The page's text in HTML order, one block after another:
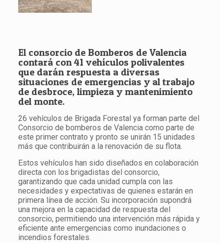
El consorcio de Bomberos de Valencia
contará con 41 vehículos polivalentes
que darán respuesta a diversas
situaciones de emergencias y al trabajo
de desbroce, limpieza y mantenimiento
del monte.
26 vehículos de Brigada Forestal ya forman parte del
Consorcio de bomberos de Valencia como parte de
este primer contrato y pronto se unirán 15 unidades
más que contribuirán a la renovación de su flota.
Estos vehículos han sido diseñados en colaboración
directa con los brigadistas del consorcio,
garantizando que cada unidad cumpla con las
necesidades y expectativas de quienes estarán en
primera línea de acción. Su incorporación supondrá
una mejora en la capacidad de respuesta del
consorcio, permitiendo una intervención más rápida y
eficiente ante emergencias como inundaciones o
incendios forestales.